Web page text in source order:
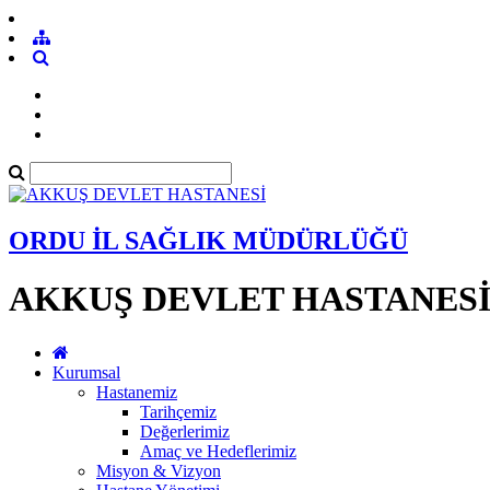
ORDU İL SAĞLIK MÜDÜRLÜĞÜ
AKKUŞ DEVLET HASTANESİ
Kurumsal
Hastanemiz
Tarihçemiz
Değerlerimiz
Amaç ve Hedeflerimiz
Misyon & Vizyon